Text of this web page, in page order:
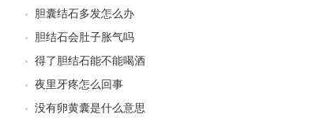
胆囊结石多发怎么办
胆结石会肚子胀气吗
得了胆结石能不能喝酒
夜里牙疼怎么回事
没有卵黄囊是什么意思